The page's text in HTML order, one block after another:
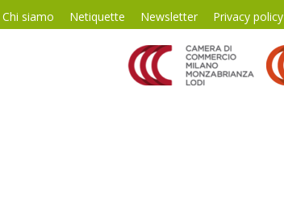
Chi siamo Netiquette Newsletter Privacy policy